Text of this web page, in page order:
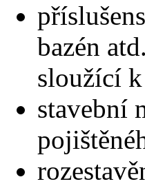
bazén
sloužící
stavební